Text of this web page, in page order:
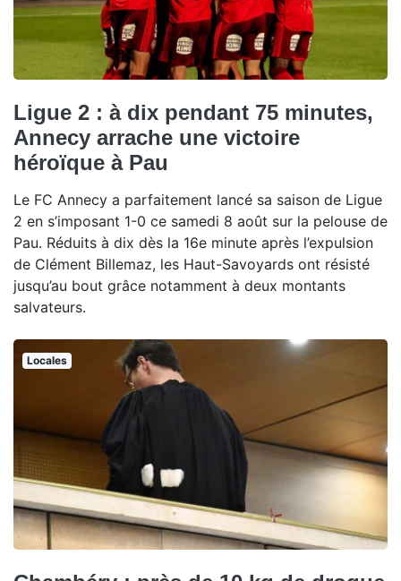
Ligue 2 : à dix pendant 75 minutes,
Annecy arrache une victoire
héroïque à Pau
Le FC Annecy a parfaitement lancé sa saison de Ligue
2 en s’imposant 1-0 ce samedi 8 août sur la pelouse de
Pau. Réduits à dix dès la 16e minute après l’expulsion
de Clément Billemaz, les Haut-Savoyards ont résisté
jusqu’au bout grâce notamment à deux montants
salvateurs.
Locales